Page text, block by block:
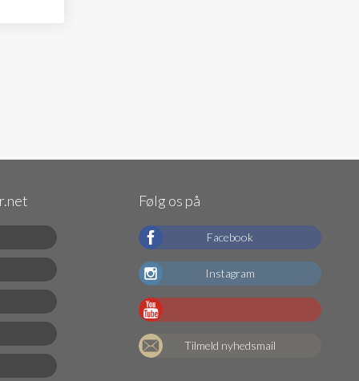
Følg os på
Facebook
Instagram
Tilmeld nyhedsmail